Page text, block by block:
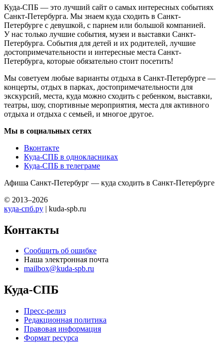
Куда-СПБ — это лучший сайт о самых интересных событиях
Санкт-Петербурга. Мы знаем куда сходить в Санкт-
Петербурге с девушкой, с парнем или большой компанией.
У нас только лучшие события, музеи и выставки Санкт-
Петербурга. События для детей и их родителей, лучшие
достопримечательности и интересные места Санкт-
Петербурга, которые обязательно стоит посетить!
Мы советуем любые варианты отдыха в Санкт-Петербурге —
концерты, отдых в парках, достопримечательности для
экскурсий, места, куда можно сходить с ребенком, выставки,
театры, шоу, спортивные мероприятия, места для активного
отдыха и отдыха с семьей, и многое другое.
Мы в социальных сетях
Вконтакте
Куда-СПБ в однокласниках
Куда-СПБ в телеграме
Афиша Санкт-Петербург — куда сходить в Санкт-Петербурге
© 2013–2026
куда-спб.ру | kuda-spb.ru
Контакты
Сообщить об ошибке
Наша электронная почта
mailbox@kuda-spb.ru
Куда-СПБ
Пресс-релиз
Редакционная политика
Правовая информация
Формат ресурса